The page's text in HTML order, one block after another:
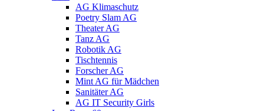
AG Klimaschutz
Poetry Slam AG
Theater AG
Tanz AG
Robotik AG
Tischtennis
Forscher AG
Mint AG für Mädchen
Sanitäter AG
AG IT Security Girls